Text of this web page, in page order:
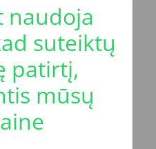
naudoja
suteiktų
patirtį,
mūsų